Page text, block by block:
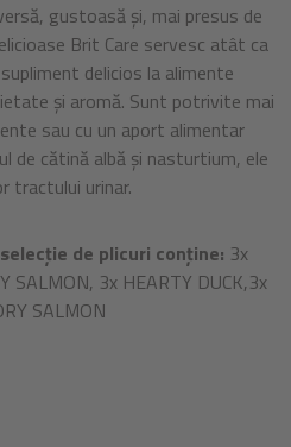
gustoasă și, mai presus de
Brit Care servesc atât ca
delicios la alimente
și aromă. Sunt potrivite mai
sau cu un aport alimentar
de cătină albă și nasturtium, ele
tractului urinar.
de plicuri conține: 3x
SALMON, 3x HEARTY DUCK,3x
SALMON